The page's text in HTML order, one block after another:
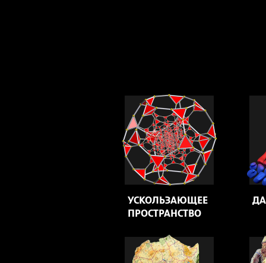
УСКОЛЬЗАЮЩЕЕ
ПРОСТРАНСТВО